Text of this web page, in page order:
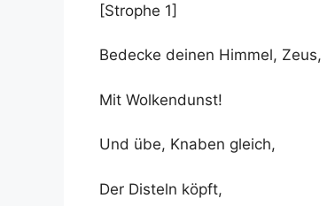
[Strophe 1]
Bedecke deinen Himmel, Zeus,
Mit Wolkendunst!
Und übe, Knaben gleich,
Der Disteln köpft,